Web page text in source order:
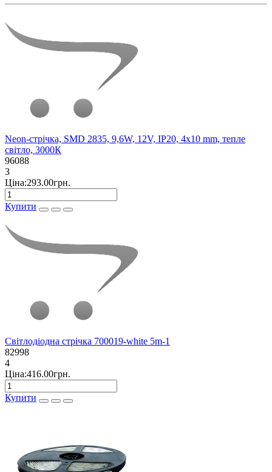
Neon-стрічка, SMD 2835, 9,6W, 12V, IP20, 4х10 mm, тепле
світло, 3000К
96088
3
Ціна:293.00грн.
Купити
Світлодіодна стрічка 700019-white 5m-1
82998
4
Ціна:416.00грн.
Купити